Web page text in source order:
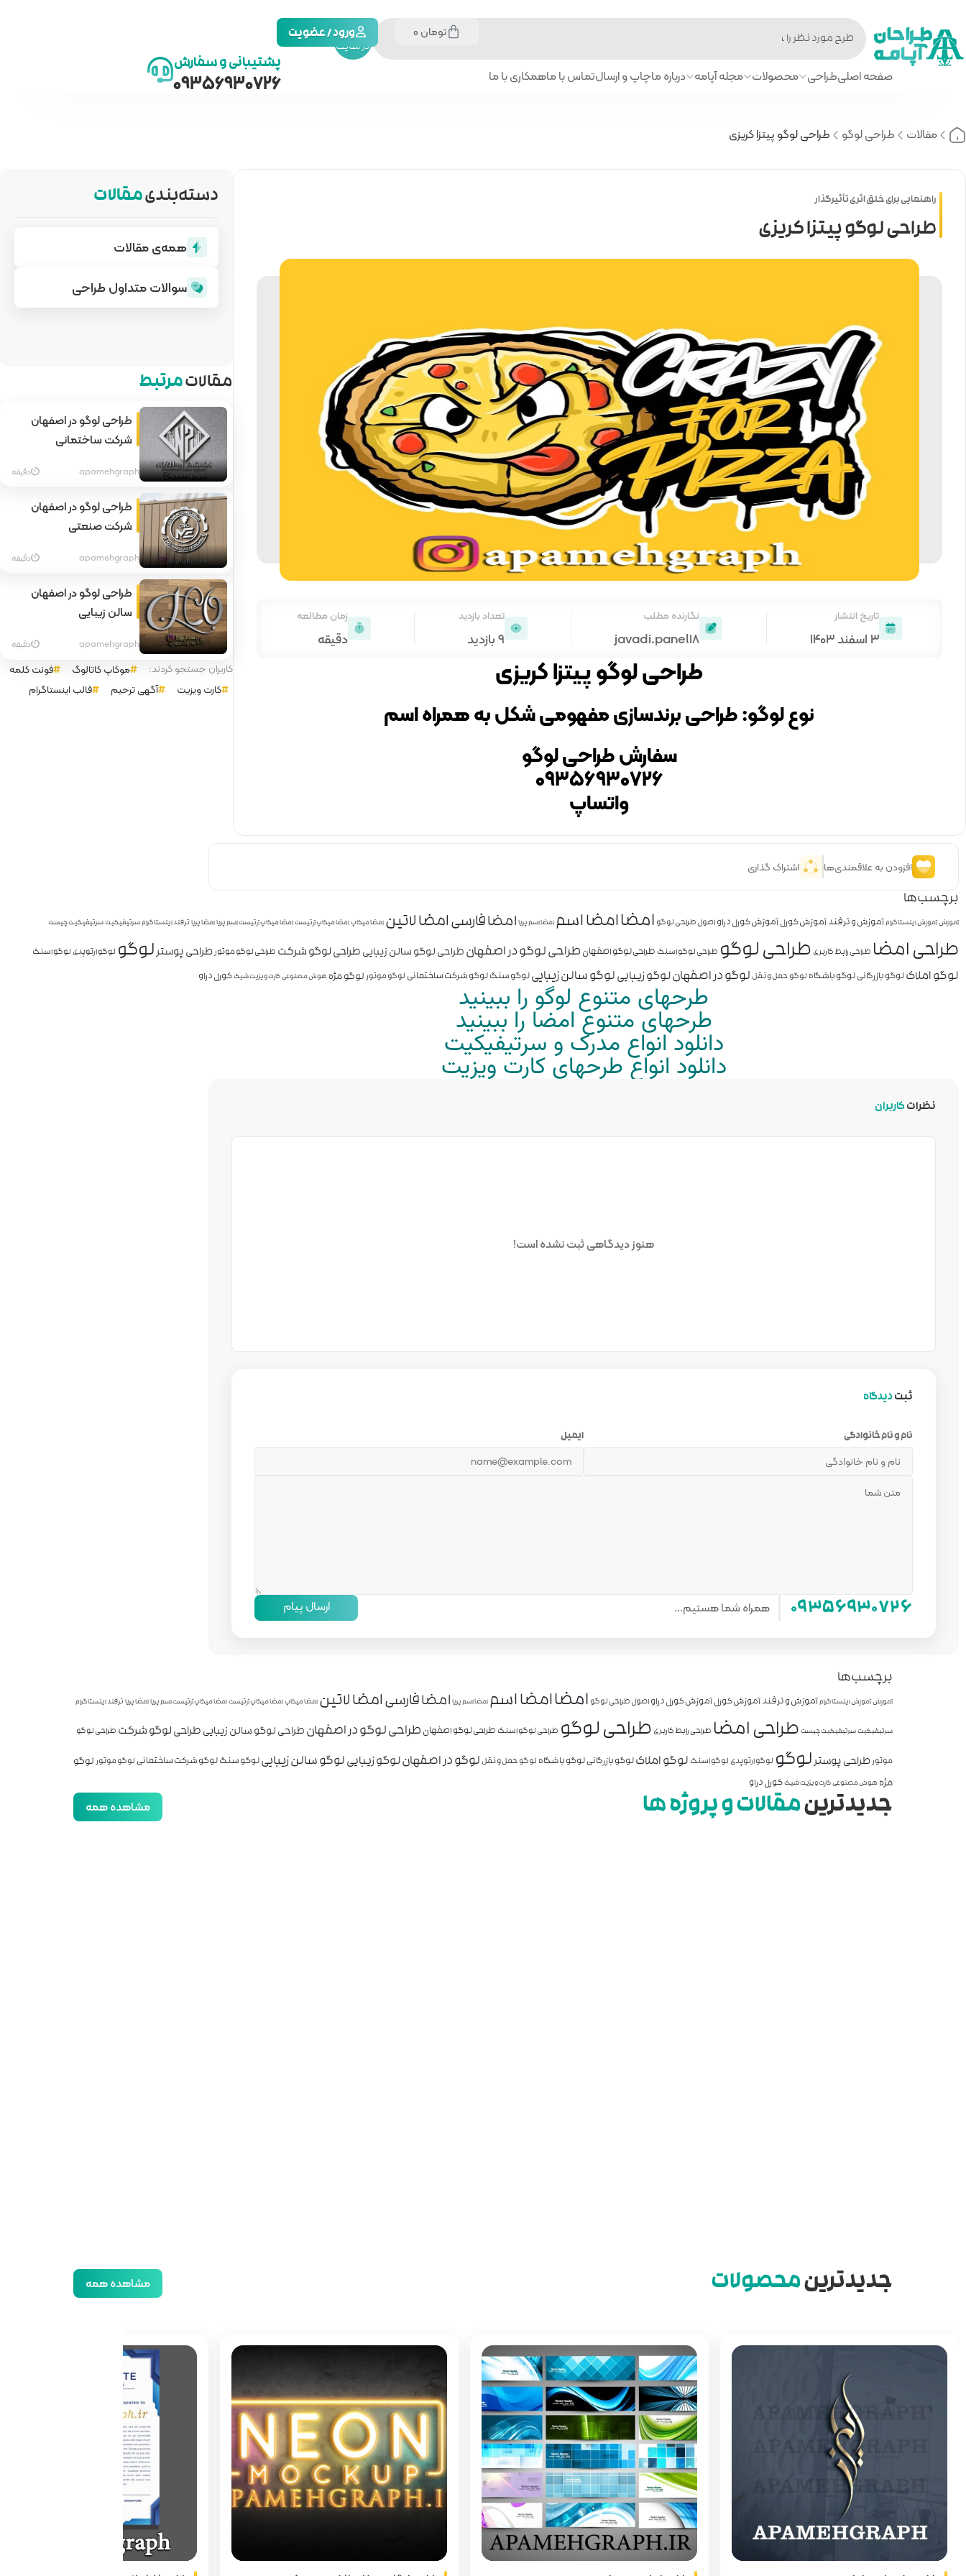
جستجو
در سایت
تومان ورود / عضویت
صفحه اصلیطراحی محصولات مجله آپامه درباره ماچاپ و ارسالتماس با ماهمکاری با ما
پشتیبانی و سفارش
09356930726
مقالات طراحی لوگو طراحی لوگو پیتزا کریزی
طراحی لوگو پیتزا کریزی
راهنمایی برای خلق اثری تأثیرگذار
تاریخ انتشار
۳ اسفند ۱۴۰۳
نگارنده مطلب
javadi.panel18
تعداد بازدید
9 بازدید
زمان مطالعه
دقیقه
طراحی لوگو پیتزا کریزی
نوع لوگو: طراحی برندسازی مفهومی شکل به همراه اسم
سفارش طراحی لوگو
۰۹۳۵۶۹۳۰۷۲۶
واتساپ
دسته‌بندیمقالات
همه‌ی مقالات
سوالات متداول طراحی
مقالاتمرتبط
طراحی لوگو در اصفهان
شرکت ساختمانی
apamehgraph دقیقه
طراحی لوگو در اصفهان
شرکت صنعتی
apamehgraph دقیقه
طراحی لوگو در اصفهان
سالن زیبایی
apamehgraph دقیقه
کاربران جستجو کردند: موکاپ کاتالوگ
فونت کلمه
کارت ویزیت
آگهی ترحیم قالب اینستاگرام
افزودن به علاقمندی‌ها اشتراک گذاری
برچسب‌ها
آموزشآموزش اینستاگرامآموزش و ترفندآموزش کورلآموزش کورل دراواصول طراحی لوگو امضاامضا اسم امضا اسم پریا امضا فارسیامضا لاتین امضا میکاپامضا میکاپ آرتیستامضا میکاپ آرتیست اسم پریاامضا پریا ترفند اینستاگرامسرتیفیکیتسرتیفیکیت چیست
طراحی امضا طراحی رابط کاربری طراحی لوگو طراحی لوگو اسنک طراحی لوگو اصفهان طراحی لوگو در اصفهانطراحی لوگو سالن زیباییطراحی لوگو شرکت طراحی لوگو موتورطراحی پوسترلوگو لوگو ارتوپدی لوگو اسنک
لوگو املاکلوگو بازرگانیلوگو باشگاه لوگو حمل و نقل لوگو در اصفهانلوگو زیباییلوگو سالن زیباییلوگو سنگلوگو شرکت ساختمانی لوگو موتورلوگو مژه هوش مصنوعیکارت ویزیت شیککورل دراو
طرحهای متنوع لوگو را ببینید
طرحهای متنوع امضا را ببینید
دانلود انواع مدرک و سرتیفیکیت
دانلود انواع طرحهای کارت ویزیت
نظراتکاربران
هنوز دیدگاهی ثبت نشده است!
ثبتدیدگاه
نام و نام خانوادگی ایمیل
۰۹۳۵۶۹۳۰۷۲۶ همراه شما هستیم... ارسال پیام
برچسب‌ها
آموزشآموزش اینستاگرامآموزش و ترفندآموزش کورلآموزش کورل دراواصول طراحی لوگو امضاامضا اسم امضا اسم پریا امضا فارسیامضا لاتین امضا میکاپامضا میکاپ آرتیستامضا میکاپ آرتیست اسم پریاامضا پریا ترفند اینستاگرام
سرتیفیکیتسرتیفیکیت چیست طراحی امضا طراحی رابط کاربری طراحی لوگو طراحی لوگو اسنک طراحی لوگو اصفهان طراحی لوگو در اصفهانطراحی لوگو سالن زیباییطراحی لوگو شرکت طراحی لوگو
موتورطراحی پوسترلوگو لوگو ارتوپدی لوگو اسنک لوگو املاکلوگو بازرگانیلوگو باشگاه لوگو حمل و نقل لوگو در اصفهانلوگو زیباییلوگو سالن زیباییلوگو سنگلوگو شرکت ساختمانی لوگو موتورلوگو
مژه هوش مصنوعیکارت ویزیت شیککورل دراو
جدیدترینمقالات و پروژه ها مشاهده همه
جدیدترینمحصولات مشاهده همه